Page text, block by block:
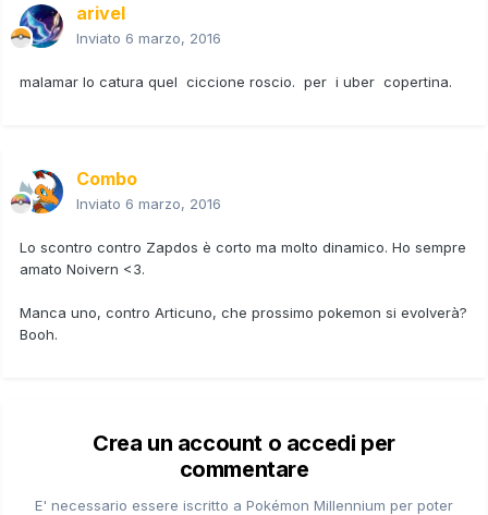
arivel
Inviato 6 marzo, 2016
malamar lo catura quel ciccione roscio. per i uber copertina.
Combo
Inviato 6 marzo, 2016
Lo scontro contro Zapdos è corto ma molto dinamico. Ho sempre
amato Noivern <3.
Manca uno, contro Articuno, che prossimo pokemon si evolverà?
Booh.
Crea un account o accedi per
commentare
E' necessario essere iscritto a Pokémon Millennium per poter